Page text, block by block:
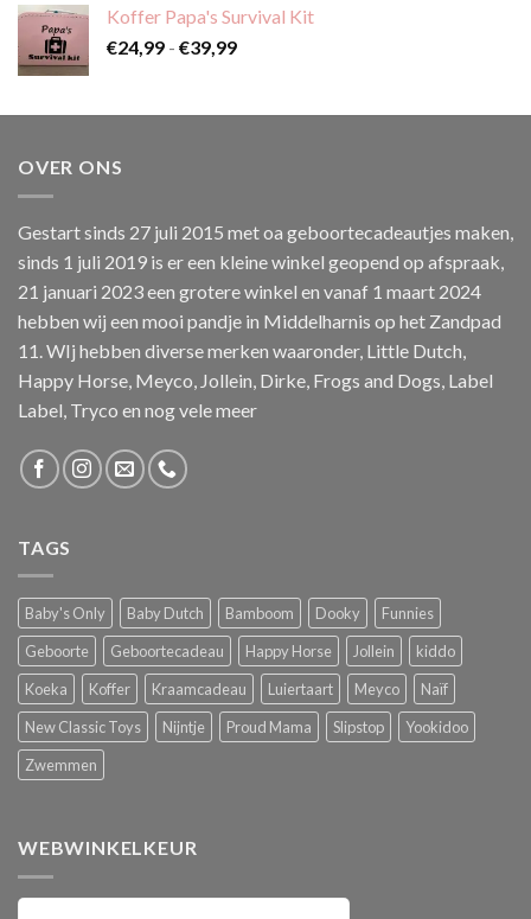
Koffer Papa's Survival Kit
€24,99 - €39,99Prijsklasse:
€39,99
OVER ONS
Gestart sinds 27 juli 2015 met oa geboortecadeautjes maken,
sinds 1 juli 2019 is er een kleine winkel geopend op afspraak,
21 januari 2023 een grotere winkel en vanaf 1 maart 2024
hebben wij een mooi pandje in Middelharnis op het Zandpad
11. WIj hebben diverse merken waaronder, Little Dutch,
Happy Horse, Meyco, Jollein, Dirke, Frogs and Dogs, Label
Label, Tryco en nog vele meer
TAGS
Baby's Only Baby Dutch Bamboom Dooky
Funnies
Geboorte
Geboortecadeau Happy Horse Jollein
kiddo
Koeka
Koffer Kraamcadeau Luiertaart Meyco
Naïf
New Classic Toys
Nijntje Proud Mama Slipstop
Yookidoo
Zwemmen
WEBWINKELKEUR